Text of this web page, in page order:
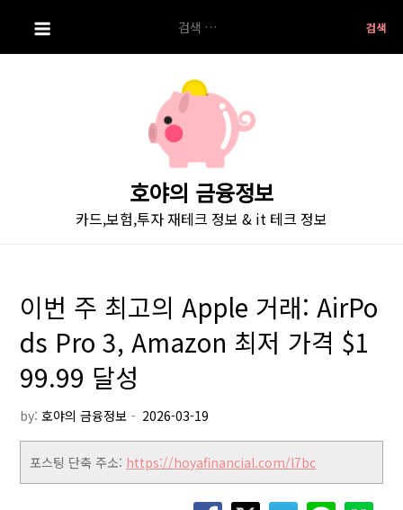
i
색:
호야의 금융정보
카드,보험,투자 재테크 정보 & it 테크 정보
이번 주 최고의 Apple 거래: AirPo
ds Pro 3, Amazon 최저 가격 $1
99.99 달성
by:호야의 금융정보
포스팅 단축 주소: https://hoyafinancial.com/l7bc